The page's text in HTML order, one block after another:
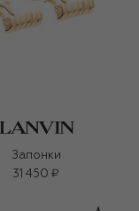
Запонки
31 450 ₽